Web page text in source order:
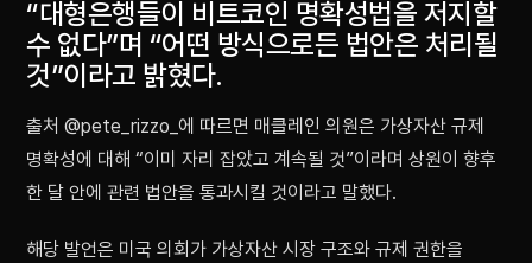
“대형은행들이 비트코인 명확성법을 저지할
수 없다”며 “어떤 방식으로든 법안은 처리될
것”이라고 밝혔다.
출처 @pete_rizzo_에 따르면 매클레인 의원은 가상자산 규제
명확성에 대해 “이미 자리 잡았고 계속될 것”이라며 상원이 향후
한 달 안에 관련 법안을 통과시킬 것이라고 말했다.
해당 발언은 미국 의회가 가상자산 시장 구조와 규제 권한을